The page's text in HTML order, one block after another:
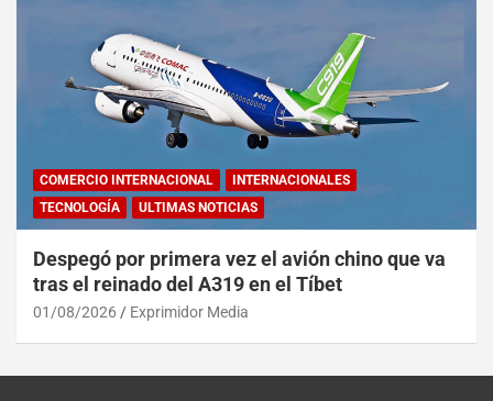
COMERCIO INTERNACIONAL
INTERNACIONALES
TECNOLOGÍA
ULTIMAS NOTICIAS
Despegó por primera vez el avión chino que va
tras el reinado del A319 en el Tíbet
01/08/2026 Exprimidor Media